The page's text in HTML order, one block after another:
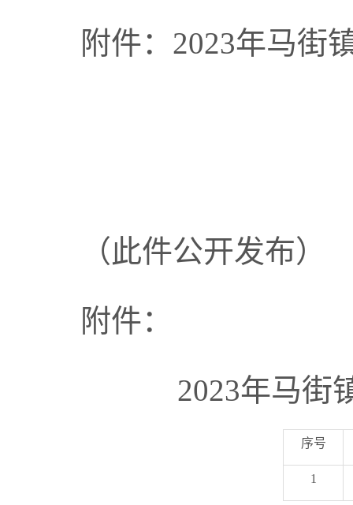
附件： 2023年马街
（此件公开发布）
附件：
2023年马街
序号
1